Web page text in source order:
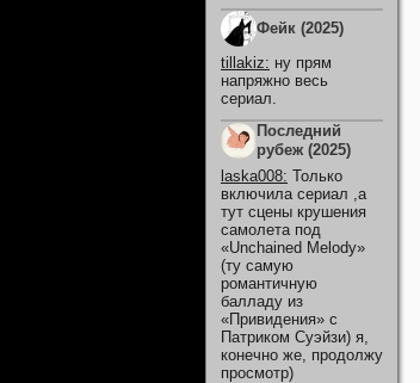
Фейк (2025)
tillakiz: ну прям
напряжно весь
сериал.
Последний
рубеж (2025)
laska008: Только
включила сериал ,а
тут сцены крушения
самолета под
«Unchained Melody»
(ту самую
романтичную
балладу из
«Привидения» с
Патриком Суэйзи) я,
конечно же, продолжу
просмотр)